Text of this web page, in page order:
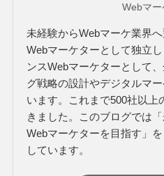
Webマー
未経験からWebマーケ業界
Webマーケターとして独立
ンスWebマーケターとして
グ戦略の設計やデジタルマ
います。これまで500社以上
きました。このブログでは
Webマーケターを目指す」
しています。